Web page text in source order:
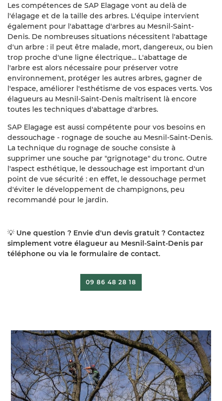
Élagage
d’arbre
Abattage
de patrimoine arboré
Avis
Contact
RESTEZ
INSCRIPTION
REJOIGNEZ-
Les compétences de SAP Elagage vont au delà de
l'élagage et de la taille des arbres. L'équipe intervient
également pour l'abattage d'arbres au Mesnil-Saint-
Denis. De nombreuses situations nécessitent l'abattage
d'un arbre : il peut être malade, mort, dangereux, ou bien
trop proche d'une ligne électrique... L'abattage de
l'arbre est alors nécessaire pour préserver votre
environnement, protéger les autres arbres, gagner de
l'espace, améliorer l'esthétisme de vos espaces verts. Vos
élagueurs au Mesnil-Saint-Denis maîtrisent là encore
toutes les techniques d'abattage d'arbres.
SAP Elagage est aussi compétente pour vos besoins en
dessouchage - rognage de souche au Mesnil-Saint-Denis.
La technique du rognage de souche consiste à
supprimer une souche par "grignotage" du tronc. Outre
l'aspect esthétique, le dessouchage est important d'un
point de vue sécurité : en effet, le dessouchage permet
d'éviter le développement de champignons, peu
recommandé pour le jardin.
💡 Une question ? Envie d'un devis gratuit ? Contactez
simplement votre élagueur au Mesnil-Saint-Denis par
téléphone ou via le formulaire de contact.
09 86 48 28 18